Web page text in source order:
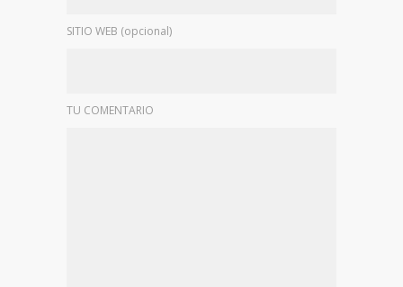
SITIO WEB (opcional)
TU COMENTARIO